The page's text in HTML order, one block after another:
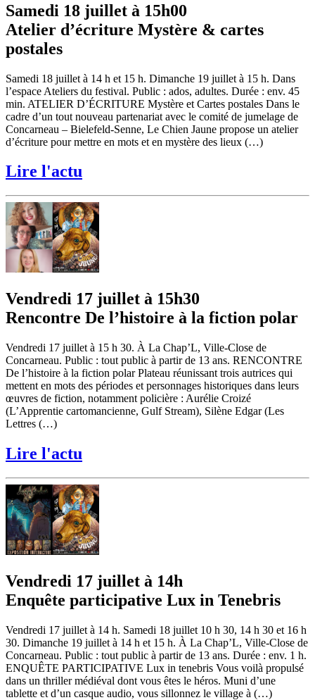
Samedi 18 juillet à 15h00
Atelier d’écriture Mystère & cartes
postales
Samedi 18 juillet à 14 h et 15 h. Dimanche 19 juillet à 15 h. Dans
l’espace Ateliers du festival. Public : ados, adultes. Durée : env. 45
min. ATELIER D’ÉCRITURE Mystère et Cartes postales Dans le
cadre d’un tout nouveau partenariat avec le comité de jumelage de
Concarneau – Bielefeld-Senne, Le Chien Jaune propose un atelier
d’écriture pour mettre en mots et en mystère des lieux (…)
Lire l'actu
Vendredi 17 juillet à 15h30
Rencontre De l’histoire à la fiction polar
Vendredi 17 juillet à 15 h 30. À La Chap’L, Ville-Close de
Concarneau. Public : tout public à partir de 13 ans. RENCONTRE
De l’histoire à la fiction polar Plateau réunissant trois autrices qui
mettent en mots des périodes et personnages historiques dans leurs
œuvres de fiction, notamment policière : Aurélie Croizé
(L’Apprentie cartomancienne, Gulf Stream), Silène Edgar (Les
Lettres (…)
Lire l'actu
Vendredi 17 juillet à 14h
Enquête participative Lux in Tenebris
Vendredi 17 juillet à 14 h. Samedi 18 juillet 10 h 30, 14 h 30 et 16 h
30. Dimanche 19 juillet à 14 h et 15 h. À La Chap’L, Ville-Close de
Concarneau. Public : tout public à partir de 13 ans. Durée : env. 1 h.
ENQUÊTE PARTICIPATIVE Lux in tenebris Vous voilà propulsé
dans un thriller médiéval dont vous êtes le héros. Muni d’une
tablette et d’un casque audio, vous sillonnez le village à (…)